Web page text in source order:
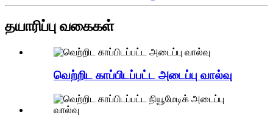
தயாரிப்பு வகைகள்
வெற்றிட காப்பிடப்பட்ட அடைப்பு வால்வு